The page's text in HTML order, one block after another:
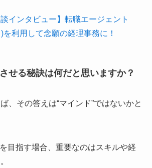
談インタビュー】転職エージェント
を利用して念願の経理事務に！
せる秘訣は何だと思いますか？
、その答えは“マインド”ではないかと
目指す場合、重要なのはスキルや経